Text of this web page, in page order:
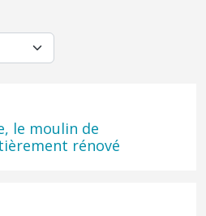
le moulin de
rénové